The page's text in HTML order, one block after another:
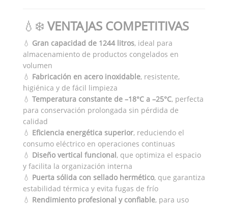
💧❄️ VENTAJAS COMPETITIVAS
💧 Gran capacidad de 1244 litros, ideal para
almacenamiento de productos congelados en
volumen
💧 Fabricación en acero inoxidable, resistente,
higiénica y de fácil limpieza
💧 Temperatura constante de –18°C a –25°C, perfecta
para conservación prolongada sin pérdida de
calidad
💧 Eficiencia energética superior, reduciendo el
consumo eléctrico en operaciones continuas
💧 Diseño vertical funcional, que optimiza el espacio
y facilita la organización interna
💧 Puerta sólida con sellado hermético, que garantiza
estabilidad térmica y evita fugas de frío
💧 Rendimiento profesional y confiable, para uso